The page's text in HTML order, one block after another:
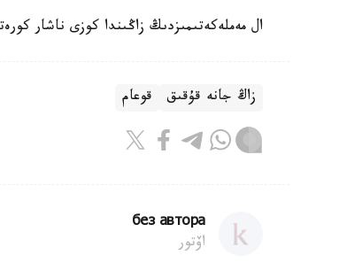
ال مەملەكەتىمىزدىڭ زاڭىندا كوزى ناشار
زاڭ جانە قۇقىق قوعام
без автора
اۆتور